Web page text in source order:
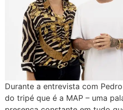
Durante a entrevista com
do tripé que é a MAP – uma